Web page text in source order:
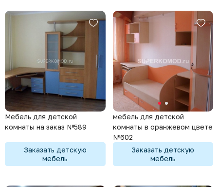
Мебель для детской
комнаты на заказ №589
Заказать детскую
мебель
мебель для детской
комнаты в оранжевом цвете
№602
Заказать детскую
мебель